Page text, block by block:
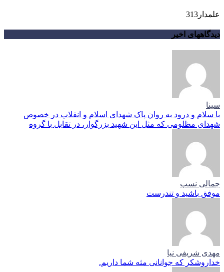
علمدار313
دیدگاههای اخیر
سینا
با سلام و درود به روان پاک شهدای اسلام و انقلاب در خصوص
شهدای مظلومی که مثل این شهید بزرگوار، در تقابل با گروه
جمالی نسب
موفق باشید و تندرست
مهدی شریفی نیا
خداروشکر که جوانانی مثه شما داریم.